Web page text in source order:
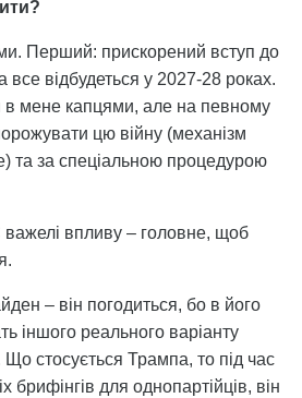
Перший: прискорений вступ до
відбудеться у 2027-28 роках.
в мене капцями, але на певному
цю війну (механізм
та за спеціальною процедурою
впливу – головне, щоб
– він погодиться, бо в його
іншого реального варіанту
Що стосується Трампа, то під час
брифінгів для однопартійців, він